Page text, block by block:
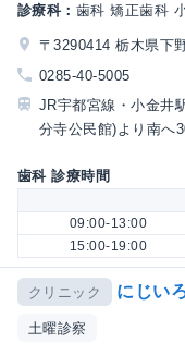
診療科： 歯科 矯正歯科
〒3290414 栃木県下
0285-40-5005
JR宇都宮線・小金井
分寺公民館)より南へ
歯科 診療時間
09:00-13:00
15:00-19:00
クリニック にじい
土曜診察